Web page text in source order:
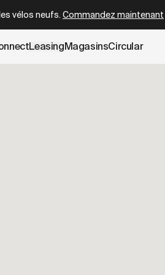
vélos neufs. Commandez maintenant
LeasingMagasinsCircular